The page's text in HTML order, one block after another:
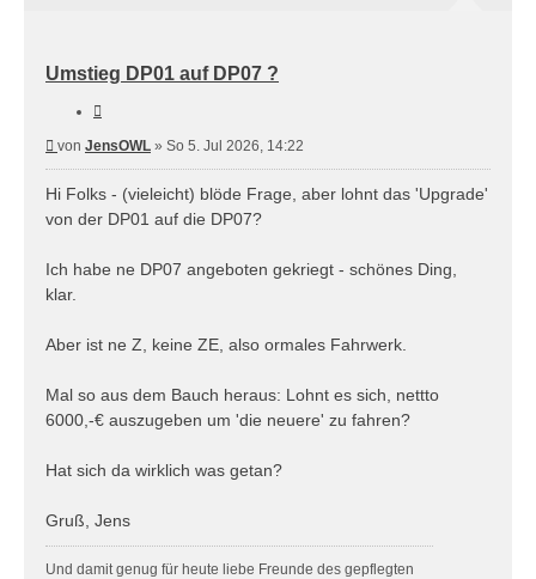
Umstieg DP01 auf DP07 ?
Beitrag
von JensOWL » So 5. Jul 2026, 14:22
Hi Folks - (vieleicht) blöde Frage, aber lohnt das 'Upgrade'
von der DP01 auf die DP07?
Ich habe ne DP07 angeboten gekriegt - schönes Ding,
klar.
Aber ist ne Z, keine ZE, also ormales Fahrwerk.
Mal so aus dem Bauch heraus: Lohnt es sich, nettto
6000,-€ auszugeben um 'die neuere' zu fahren?
Hat sich da wirklich was getan?
Gruß, Jens
Und damit genug für heute liebe Freunde des gepflegten